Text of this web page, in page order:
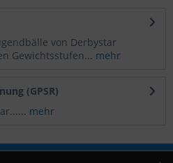
von Derbystar
Gewichtsstufen... mehr
(GPSR)
mehr